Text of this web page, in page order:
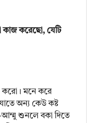
করেছো, যেটি
করো। মনে করে
অন্য কেউ কষ্ট
আম্মু শুনলে বকা দিতে